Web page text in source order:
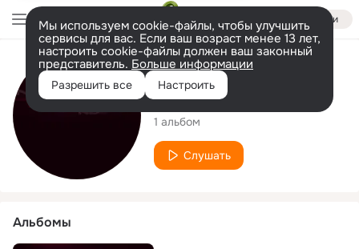
Войти
Мы используем cookie-файлы, чтобы улучшить
сервисы для вас. Если ваш возраст менее 13 лет,
настроить cookie-файлы должен ваш законный
представитель. Больше информации
Разрешить все Настроить
Исполнитель
ND Beatz
1 альбом
Слушать
Альбомы